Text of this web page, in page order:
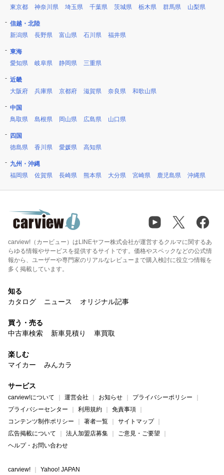
東京都
神奈川県 埼玉県 千葉県 茨城県 栃木県 群馬県 山梨県
信越・北陸
新潟県
長野県 富山県 石川県 福井県
東海
愛知県
岐阜県 静岡県 三重県
近畿
大阪府
兵庫県 京都府 滋賀県 奈良県 和歌山県
中国
鳥取県
島根県 岡山県 広島県 山口県
四国
徳島県
香川県 愛媛県 高知県
九州・沖縄
福岡県
佐賀県 長崎県 熊本県 大分県 宮崎県 鹿児島県 沖縄県
carview!（カービュー）はLINEヤフー株式会社が運営するクルマに関するあ
らゆる情報やサービスを提供するサイトです。価格やスペックなどの公式情
報から、ユーザーや専門家のリアルなレビューまで購入検討に役立つ情報を
多く掲載しています。
知る
カタログ
ニュース オリジナル記事
買う・売る
中古車検索
新車見積り 車買取
楽しむ
マイカー
みんカラ
サービス
carview!について 運営会社 お知らせ
プライバシーポリシー
プライバシーセンター
利用規約
免責事項
コンテンツ制作ポリシー
著者一覧
サイトマップ
広告掲載について
法人加盟店募集
ご意見・ご要望
ヘルプ・お問い合わせ
carview! Yahoo! JAPAN